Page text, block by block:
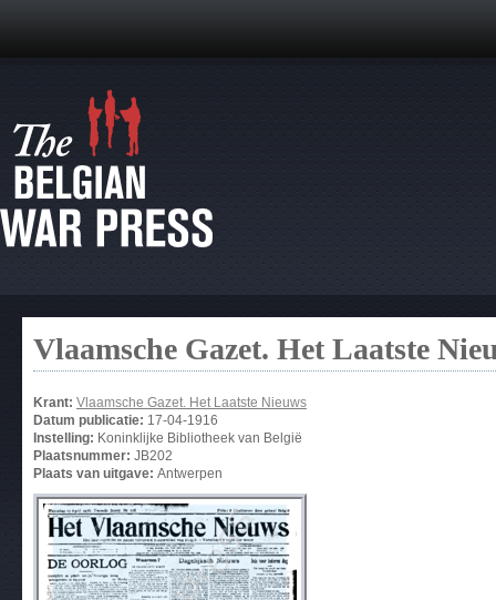
Vlaamsche Gazet. Het Laatste
Krant: Vlaamsche Gazet. Het Laatste Nieuws
Datum publicatie: 17-04-1916
Instelling: Koninklijke Bibliotheek van België
Plaatsnummer: JB202
Plaats van uitgave: Antwerpen